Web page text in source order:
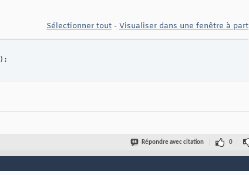
Sélectionner tout - Visualiser dans une fenêtre à part
) ;
Répondre avec citation 0